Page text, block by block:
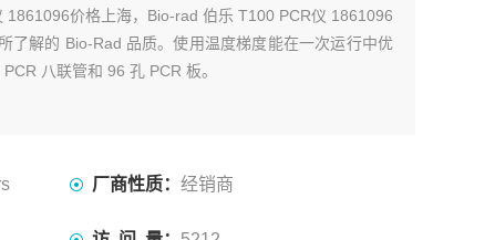
1861096价格上海，Bio-rad 伯乐 T100 PCR仪 1861096
了解的 Bio-Rad 品质。使用温度梯度能在一次运行中优
八联管和 96 孔 PCR 板。
厂商性质： 经销商